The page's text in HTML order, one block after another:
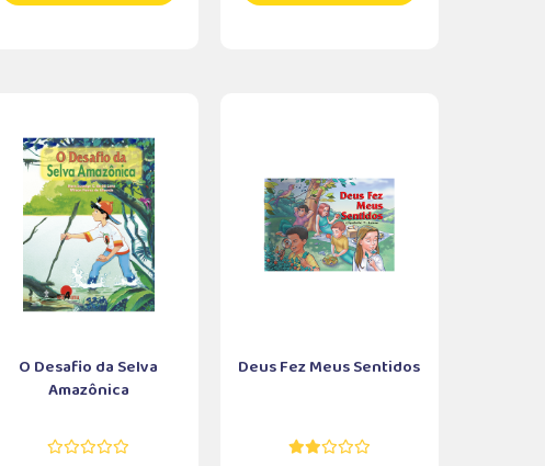
O Desafio da Selva
Amazônica
Deus Fez Meus Sentidos